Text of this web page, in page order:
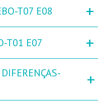
T07 E08 +
T01 E07 +
+